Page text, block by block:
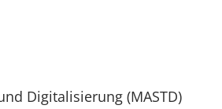
Digitalisierung (MASTD)